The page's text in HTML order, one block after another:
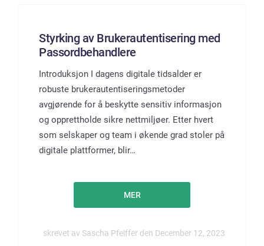
Styrking av Brukerautentisering med
Passordbehandlere
Introduksjon I dagens digitale tidsalder er
robuste brukerautentiseringsmetoder
avgjørende for å beskytte sensitiv informasjon
og opprettholde sikre nettmiljøer. Etter hvert
som selskaper og team i økende grad stoler på
digitale plattformer, blir…
MER
skrevet av Sascha Pfeiffer den December 12, 2023